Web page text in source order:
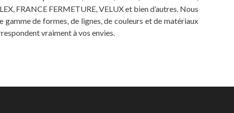
FRANCE FERMETURE, VELUX et bien d’autres. Nous
gamme de formes, de lignes, de couleurs et de matériaux
vraiment à vos envies.